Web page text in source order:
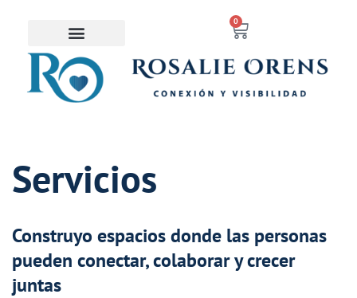
contenido
0
Servicios
Construyo espacios donde las personas
pueden conectar, colaborar y crecer
juntas